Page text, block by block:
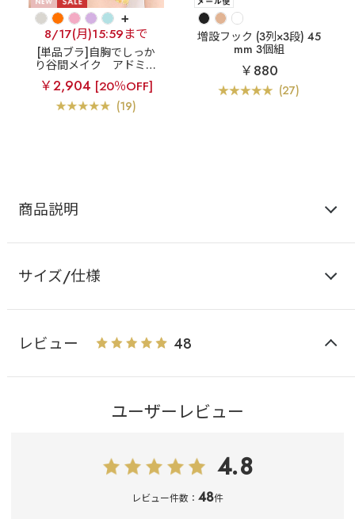
+
8/17(月)15:59まで
[単品ブラ]自胸でしっか
り谷間メイク
アドミレ
フラワー カシュクールレ
ース脇高ブラ(R) 単品ブ
ラジャー
￥2,904 [20％OFF]
(19)
増設フック (3列×3段) 45
mm 3個組
￥880
(27)
商品説明
サイズ/仕様
レビュー 48
ユーザーレビュー
4.8
レビュー件数： 48件